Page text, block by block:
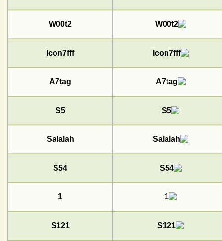
W00t2
Icon7fff
A7tag
S5
Salalah
S54
1
S121